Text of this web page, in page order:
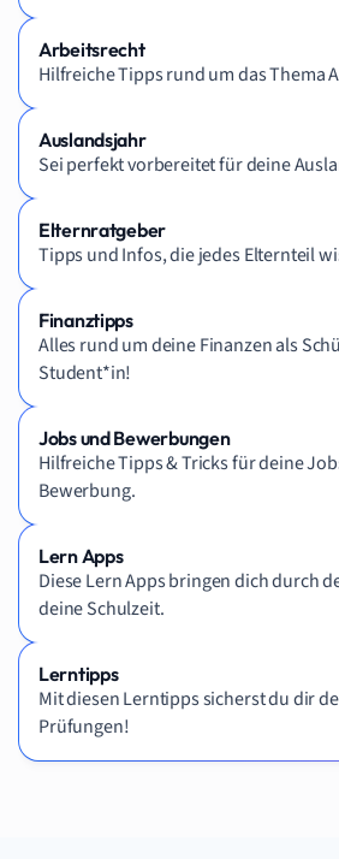
Arbeitsrecht
Hilfreiche Tipps rund um das Thema
Auslandsjahr
Sei perfekt vorbereitet für deine
Elternratgeber
Tipps und Infos, die jedes Elternteil
Finanztipps
Alles rund um deine Finanzen als
Student*in!
Jobs und Bewerbungen
Hilfreiche Tipps & Tricks für deine
Bewerbung.
Lern Apps
Diese Lern Apps bringen dich durch
deine Schulzeit.
Lerntipps
Mit diesen Lerntipps sicherst du dir
Prüfungen!